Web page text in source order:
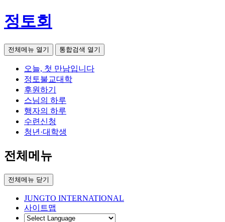
정토회
전체메뉴 열기 통합검색 열기
오늘, 첫 만남입니다
정토불교대학
후원하기
스님의 하루
행자의 하루
수련신청
청년·대학생
전체메뉴
전체메뉴 닫기
JUNGTO INTERNATIONAL
사이트맵